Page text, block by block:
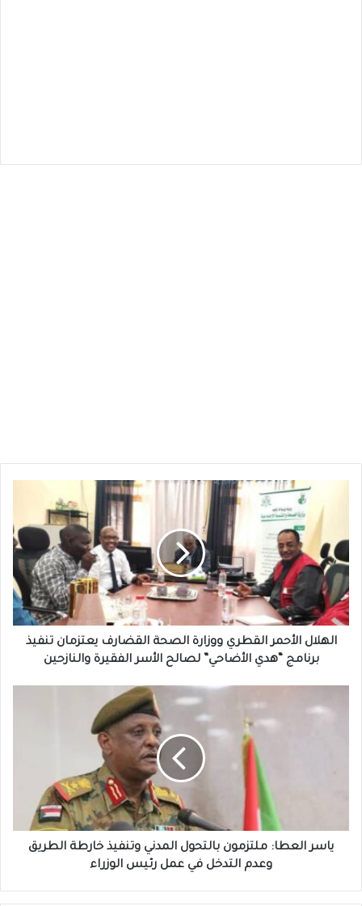
القطري
ووزارة
الصحة
القضارف
يعتزمان
تنفيذ
برنامج
“هدي
الأضاحي”
الفقيرة
الهلال الأحمر القطري ووزارة الصحة القضارف يعتزمان تنفيذ
برنامج “هدي الأضاحي” لصالح الأسر الفقيرة والنازحين
العطا:
التدخلياسر العطا: ملتزمون بالتحول المدني وتنفيذ خارطة الطريق
وعدم التدخل في عمل رئيس الوزراء